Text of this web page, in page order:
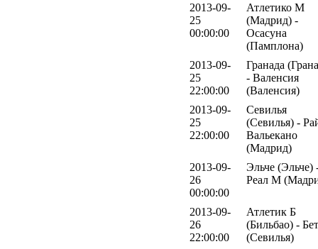
2013-09-
25
00:00:00
Атлетико М
(Мадрид) -
Осасуна
(Памплона)
2013-09-
25
22:00:00
Гранада
- Валенсия
(Валенсия)
2013-09-
25
22:00:00
Севилья
(Севилья) -
Вальекано
(Мадрид)
2013-09-
26
00:00:00
Эльче (Эльче)
Реал М
2013-09-
26
22:00:00
Атлетик Б
(Бильбао) -
(Севилья)